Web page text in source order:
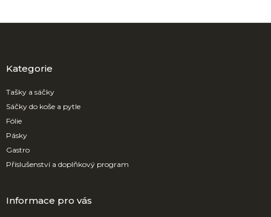
aKategorie
Tašky a sáčky
Sáčky do koše a pytle
Fólie
Pásky
Gastro
Příslušenství a doplňkový program
Informace pro vás